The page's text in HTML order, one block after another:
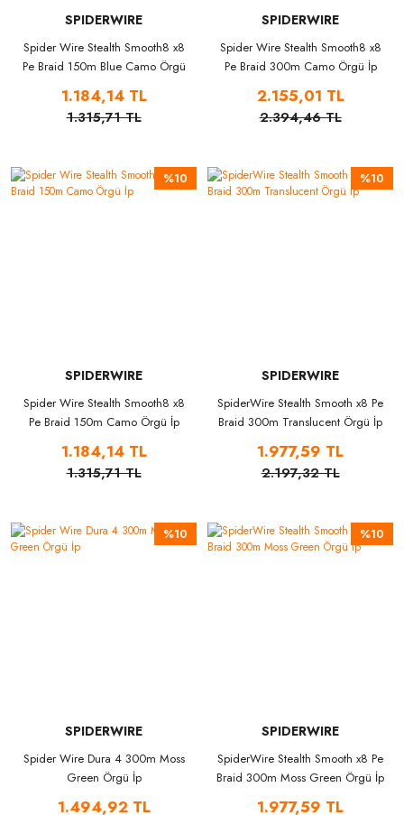
SPIDERWIRE
Spider Wire Stealth Smooth8 x8
Pe Braid 150m Blue Camo Örgü
1.184,14 TL
1.315,71 TL
SPIDERWIRE
Spider Wire Stealth Smooth8 x8
Pe Braid 300m Camo Örgü İp
2.155,01 TL
2.394,46 TL
%10
SPIDERWIRE
Spider Wire Stealth Smooth8 x8
Pe Braid 150m Camo Örgü İp
1.184,14 TL
1.315,71 TL
%10
SPIDERWIRE
SpiderWire Stealth Smooth x8 Pe
Braid 300m Translucent Örgü İp
1.977,59 TL
2.197,32 TL
%10
SPIDERWIRE
Spider Wire Dura 4 300m Moss
Green Örgü İp
1.494,92 TL
%10
SPIDERWIRE
SpiderWire Stealth Smooth x8 Pe
Braid 300m Moss Green Örgü İp
1.977,59 TL